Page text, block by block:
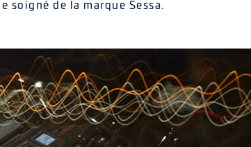
soigné de la marque Sessa.